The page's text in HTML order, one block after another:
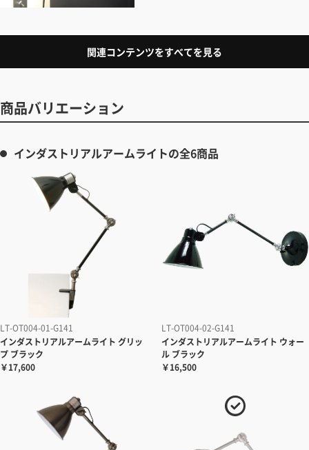
関連コンテンツをすべてを見る
商品バリエーション
インダストリアルアームライトの全6商品
LT-OT004-01-G141
インダストリアルアームライト グリッ
プ ブラック
￥17,600
LT-OT004-02-G141
インダストリアルアームライト ウォー
ル ブラック
￥16,500